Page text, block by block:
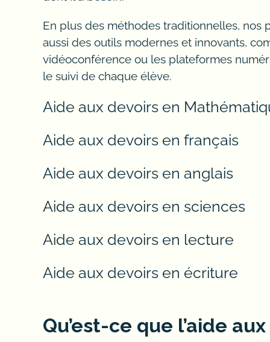
Université de Montréal,
activités de soutien sauront vous
Devoirs / soutien, services de
examens de maths, examens
admission des écoles, majorité
maths.
mathématiques, bibliothèque
Années d’expériences,
tuteur scolaire, tuteur / mentor.
En plus des méthodes traditionnelles, nos
aussi des outils modernes et innovants,
vidéoconférence ou les plateformes
le suivi de chaque élève.
Aide aux devoirs en
Aide aux devoirs en français
Aide aux devoirs en anglais
Aide aux devoirs en sciences
Aide aux devoirs en lecture
Aide aux devoirs en écriture
Qu’est-ce que l’aide